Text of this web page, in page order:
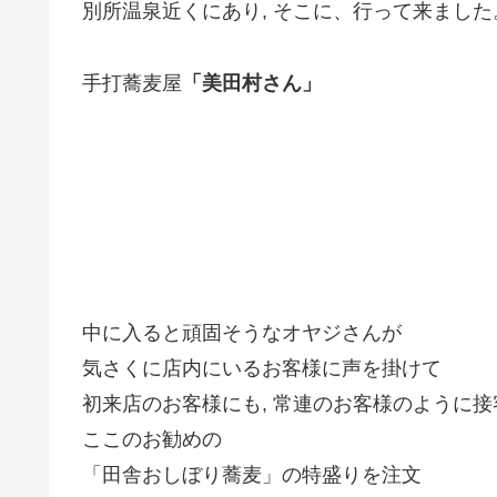
別所温泉近くにあり, そこに、行って来ました
手打蕎麦屋 「美田村さん」
中に入ると頑固そうなオヤジさんが
気さくに店内にいるお客様に声を掛けて
初来店のお客様にも, 常連のお客様のように
ここのお勧めの
「田舎おしぼり蕎麦」の特盛りを注文